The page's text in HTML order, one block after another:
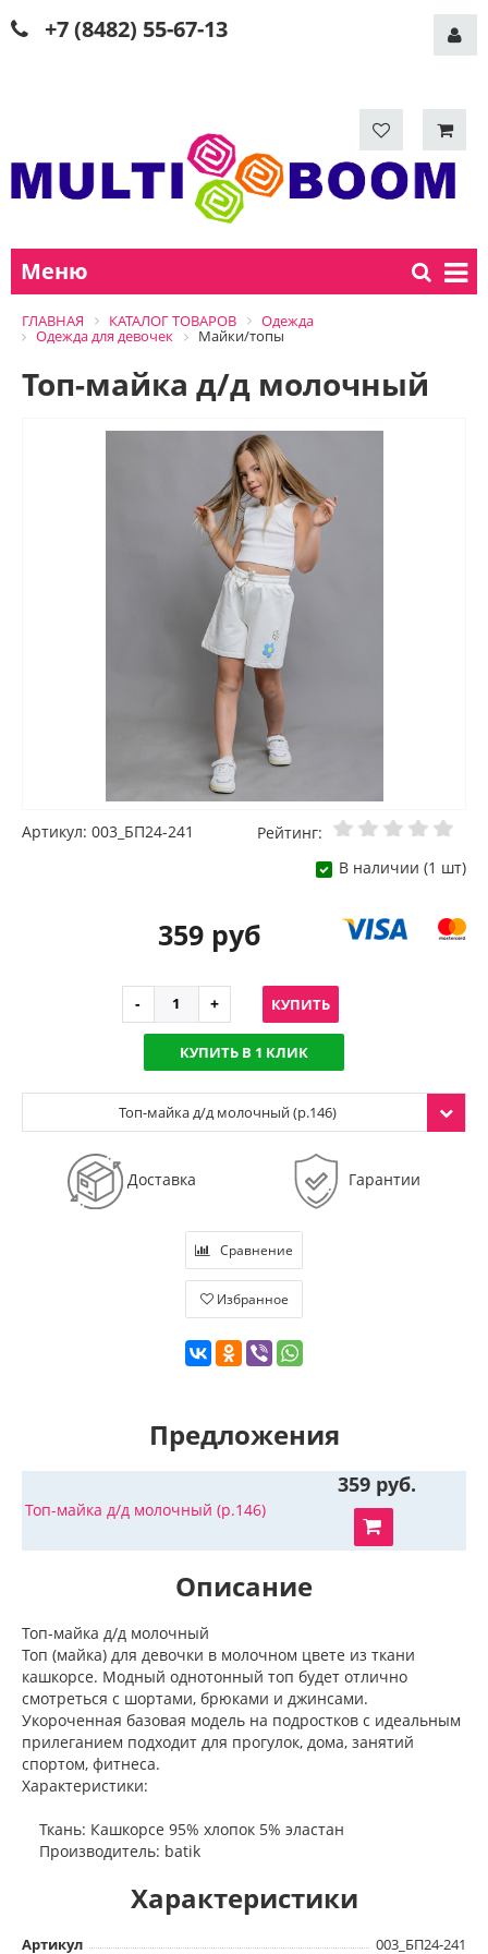
+7 (8482) 55-67-13
Меню
ГЛАВНАЯ КАТАЛОГ ТОВАРОВ
Одежда
Одежда для девочек
Майки/топы
Топ-майка д/д молочный
Артикул: 003_БП24-241
Рейтинг:
В наличии (1 шт)
359 руб
КУПИТЬ
КУПИТЬ В 1 КЛИК
Топ-майка д/д молочный (р.146)
Доставка Гарантии
Сравнение
Избранное
Предложения
Топ-майка д/д молочный (р.146)
359 руб.
Описание
Топ-майка д/д молочный
Топ (майка) для девочки в молочном цвете из ткани
кашкорсе. Модный однотонный топ будет отлично
смотреться с шортами, брюками и джинсами.
Укороченная базовая модель на подростков с идеальным
прилеганием подходит для прогулок, дома, занятий
спортом, фитнеса.
Характеристики:
Ткань: Кашкорсе 95% хлопок 5% эластан
Производитель: batik
Характеристики
Артикул 003_БП24-241